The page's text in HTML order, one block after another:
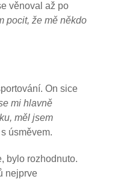
věnoval až po
pocit, že mě někdo
On sice
mi hlavně
měl jsem
úsměvem.
bylo rozhodnuto.
nejprve